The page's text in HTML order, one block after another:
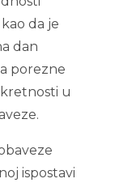
da je
dan
porezne
u
ispostavi